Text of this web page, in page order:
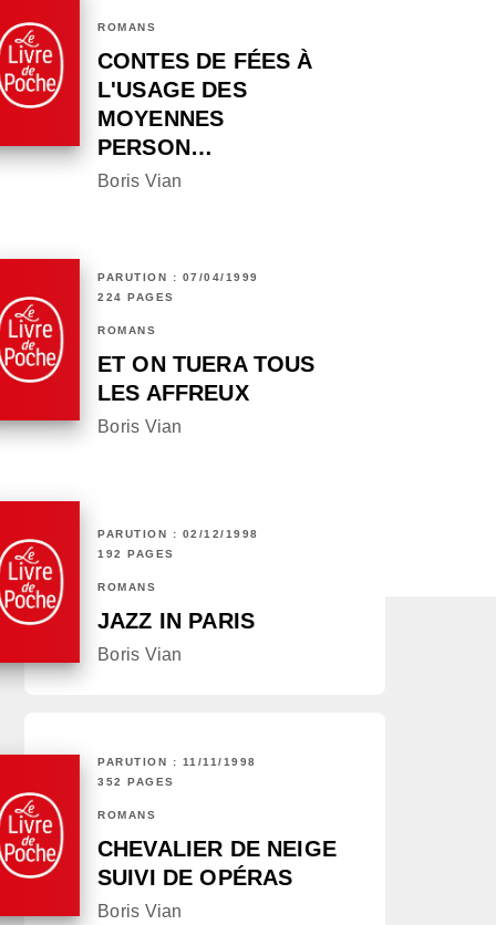
ROMANS
CONTES DE FÉES À
L'USAGE DES
MOYENNES
PERSON…
Boris Vian
PARUTION : 07/04/1999
224 PAGES
ROMANS
ET ON TUERA TOUS
LES AFFREUX
Boris Vian
PARUTION : 02/12/1998
192 PAGES
ROMANS
JAZZ IN PARIS
Boris Vian
PARUTION : 11/11/1998
352 PAGES
ROMANS
CHEVALIER DE NEIGE
SUIVI DE OPÉRAS
Boris Vian